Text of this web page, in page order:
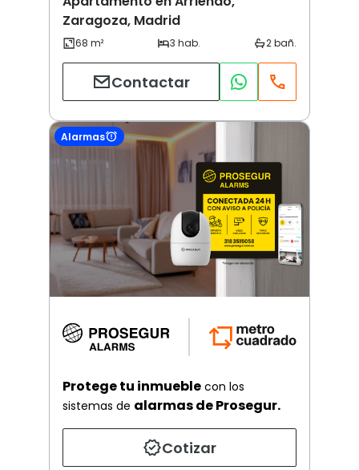
Zaragoza, Madrid
Contactar
Alarmas
Protege tu inmueble con los
sistemas de alarmas de Prosegur.
Cotizar